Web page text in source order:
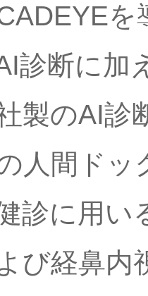
診断に加
製のAI
人間ド
診に用い
び経鼻内